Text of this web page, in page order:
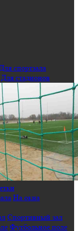
спортзала
Для стадионов
На окна
Спортивный зал
Футбольное поле